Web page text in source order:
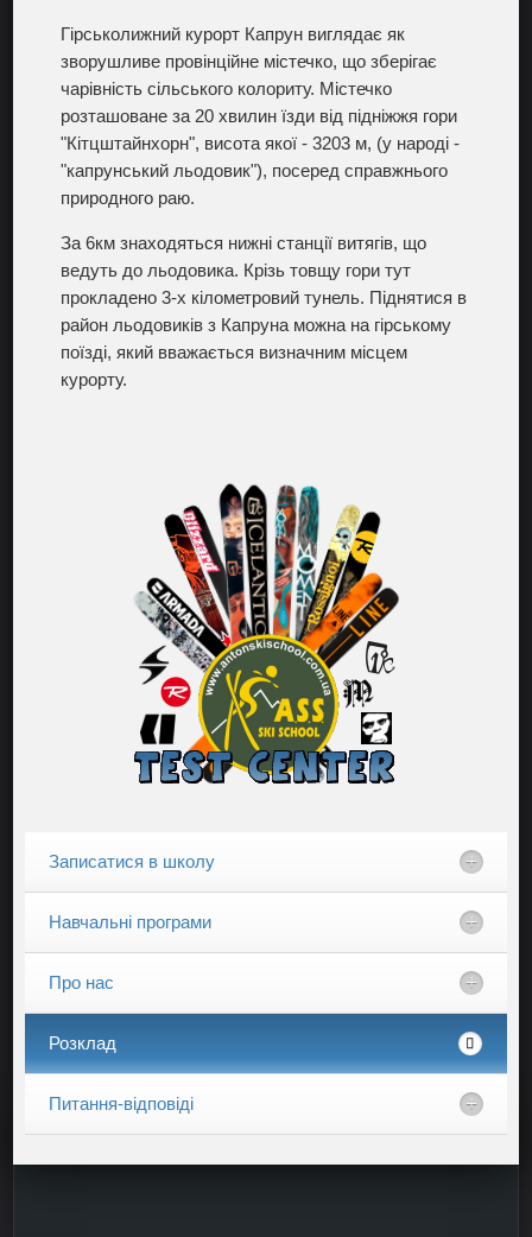
Гірськолижний курорт Капрун виглядає як
зворушливе провінційне містечко, що зберігає
чарівність сільського колориту. Містечко
розташоване за 20 хвилин їзди від підніжжя гори
"Кітцштайнхорн", висота якої - 3203 м, (у народі -
"капрунський льодовик"), посеред справжнього
природного раю.
За 6км знаходяться нижні станції витягів, що
ведуть до льодовика. Крізь товщу гори тут
прокладено 3-х кілометровий тунель. Піднятися в
район льодовиків з Капруна можна на гірському
поїзді, який вважається визначним місцем
курорту.
Записатися в школу
Навчальні програми
Про нас
Розклад
Питання-відповіді